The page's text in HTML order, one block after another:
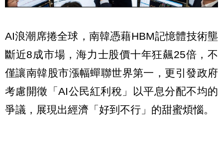
AI浪潮席捲全球，南韓憑藉HBM記憶體技術壟
斷近8成市場，海力士股價十年狂飆25倍，不
僅讓南韓股市漲幅蟬聯世界第一，更引發政府
考慮開徵「AI公民紅利稅」以平息分配不均的
爭議，展現出經濟「好到不行」的甜蜜煩惱。